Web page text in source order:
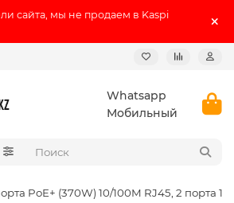
сайта, мы не продаем в Kaspi
Whatsapp
Мобильный
PoE+ (370W) 10/100M RJ45, 2 порта 10/